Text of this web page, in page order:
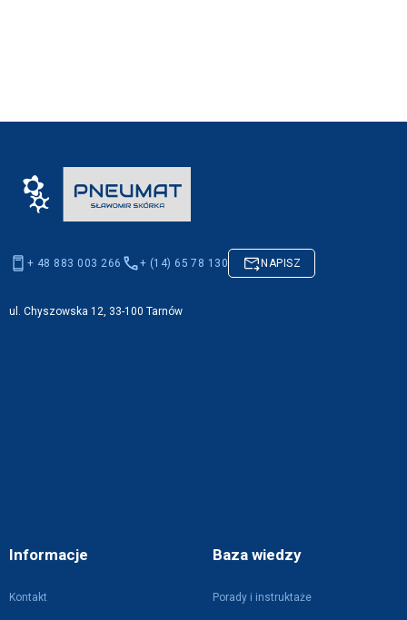
Informacje
Kontakt
Baza wiedzy
Porady i instruktaże
+ 48 883 003 266 + (14) 65 78 130 NAPISZ
ul. Chyszowska 12, 33-100 Tarnów